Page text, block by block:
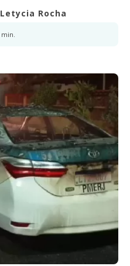
Letycia Rocha
min.